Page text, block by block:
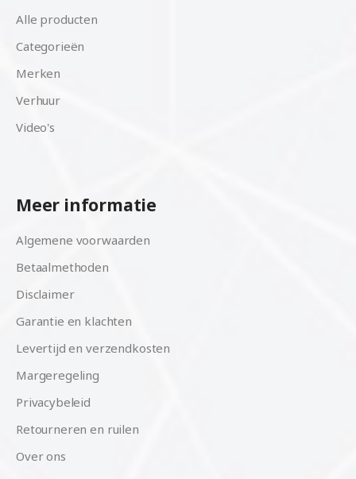
Alle producten
Categorieën
Merken
Verhuur
Video's
Meer informatie
Algemene voorwaarden
Betaalmethoden
Disclaimer
Garantie en klachten
Levertijd en verzendkosten
Margeregeling
Privacybeleid
Retourneren en ruilen
Over ons